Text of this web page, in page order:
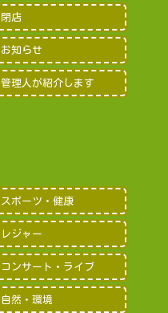
閉店
お知らせ
管理人が紹介します
スポーツ・健康
レジャー
コンサート・ライブ
自然・環境